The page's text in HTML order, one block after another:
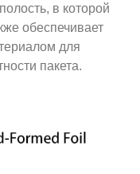
в которой
обеспечивает
для
пакета.